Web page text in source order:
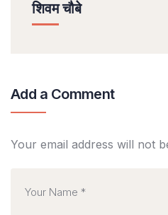
शिवम चौबे
Add a Comment
Your email address will not